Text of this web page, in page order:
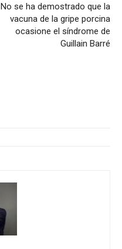
No se ha demostrado que la
vacuna de la gripe porcina
ocasione el síndrome de
Guillain Barré